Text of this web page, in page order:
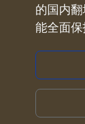
的国内
能全面保